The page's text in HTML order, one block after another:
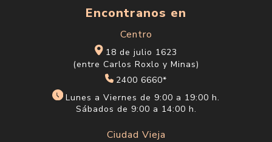
Encontranos en
Centro
18 de julio 1623
(entre Carlos Roxlo y Minas)
2400 6660*
Lunes a Viernes de 9:00 a 19:00 h.
Sábados de 9:00 a 14:00 h.
Ciudad Vieja